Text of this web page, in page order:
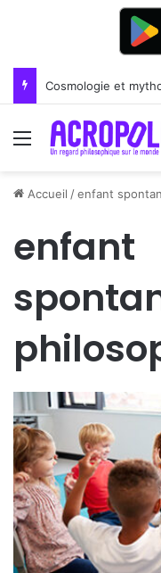
Cosmologie et
Menu
Accueil /enfant
enfant